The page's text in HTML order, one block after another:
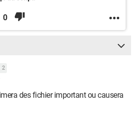
0
2
des fichier important ou causera